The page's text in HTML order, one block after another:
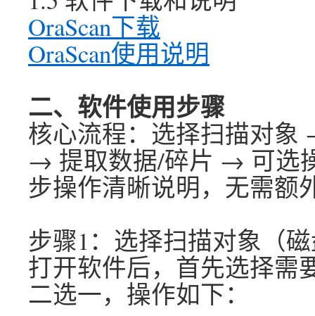
OraScan下载
OraScan使用说明
二、软件使用步骤
核心流程：选择扫描对
→ 提取数据/碎片 → 可选
步操作清晰说明，无需额
步骤1：选择扫描对象（
打开软件后，首先选择需
二选一，操作如下：